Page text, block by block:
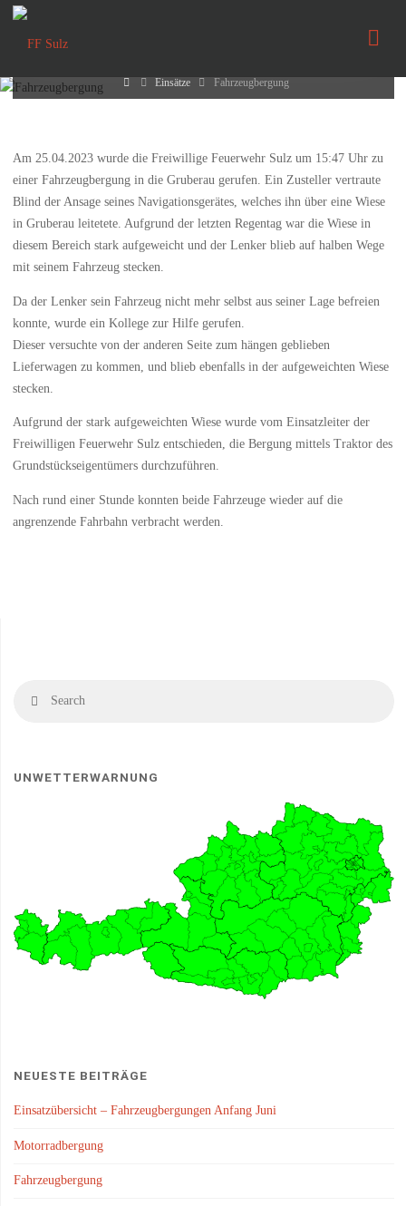
HomeEinsätze Fahrzeugbergung
Am 25.04.2023 wurde die Freiwillige Feuerwehr Sulz um 15:47 Uhr zu
einer Fahrzeugbergung in die Gruberau gerufen. Ein Zusteller vertraute
Blind der Ansage seines Navigationsgerätes, welches ihn über eine Wiese
in Gruberau leitetete. Aufgrund der letzten Regentag war die Wiese in
diesem Bereich stark aufgeweicht und der Lenker blieb auf halben Wege
mit seinem Fahrzeug stecken.
Da der Lenker sein Fahrzeug nicht mehr selbst aus seiner Lage befreien
konnte, wurde ein Kollege zur Hilfe gerufen.
Dieser versuchte von der anderen Seite zum hängen geblieben
Lieferwagen zu kommen, und blieb ebenfalls in der aufgeweichten Wiese
stecken.
Aufgrund der stark aufgeweichten Wiese wurde vom Einsatzleiter der
Freiwilligen Feuerwehr Sulz entschieden, die Bergung mittels Traktor des
Grundstückseigentümers durchzuführen.
Nach rund einer Stunde konnten beide Fahrzeuge wieder auf die
angrenzende Fahrbahn verbracht werden.
Search
UNWETTERWARNUNG
NEUESTE BEITRÄGE
Einsatzübersicht – Fahrzeugbergungen Anfang Juni
Motorradbergung
Fahrzeugbergung